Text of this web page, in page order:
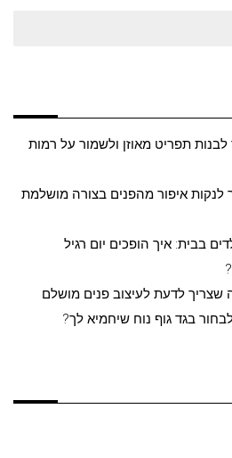
לבנות תפריט מאוזן ולשמור על רמות
לנקות איפור מהפנים בצורה מושלמת
בבית: איך הופכים יום רגיל
שצריך לדעת לעיצוב פנים מושלם
בגד גוף נוח שיחמיא לך?